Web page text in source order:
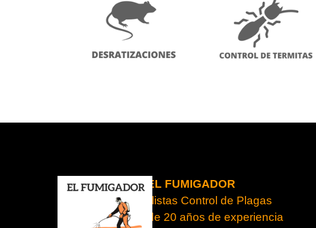
EL FUMIGADOR
Especialistas Control de Plagas
Con más de 20 años de experiencia